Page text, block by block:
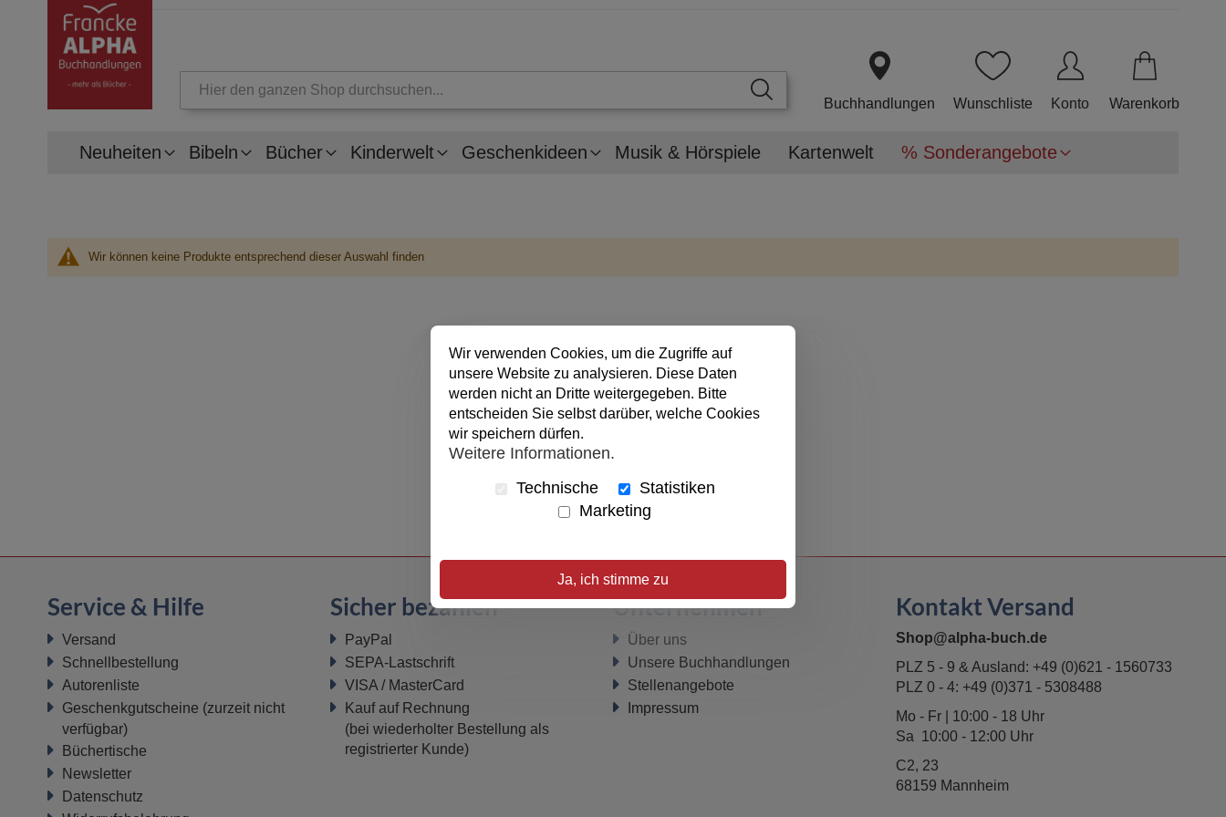
Buchhandlungen Wunschliste Konto Warenkorb
Neuheiten Bibeln Bücher Kinderwelt Geschenkideen Musik & Hörspiele Kartenwelt % Sonderangebote
Wir können keine Produkte entsprechend dieser Auswahl finden
Wir verwenden Cookies, um die Zugriffe auf
unsere Website zu analysieren. Diese Daten
werden nicht an Dritte weitergegeben. Bitte
entscheiden Sie selbst darüber, welche Cookies
wir speichern dürfen.
Weitere Informationen.
Technische
Statistiken
Marketing
Ja, ich stimme zu
Service & Hilfe
Versand
Schnellbestellung
Autorenliste
Geschenkgutscheine (zurzeit nicht
verfügbar)
Büchertische
Newsletter
Datenschutz
Sicher bezahlen
PayPal
SEPA-Lastschrift
VISA / MasterCard
Kauf auf Rechnung
(bei wiederholter Bestellung als
registrierter Kunde)
Unternehmen
Über uns
Unsere Buchhandlungen
Stellenangebote
Impressum
Kontakt Versand
Shop@alpha-buch.de
PLZ 5 - 9 & Ausland: +49 (0)621 - 1560733
PLZ 0 - 4: +49 (0)371 - 5308488
Mo - Fr | 10:00 - 18 Uhr
Sa 10:00 - 12:00 Uhr
C2, 23
68159 Mannheim